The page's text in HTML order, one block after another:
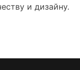
и дизайну.